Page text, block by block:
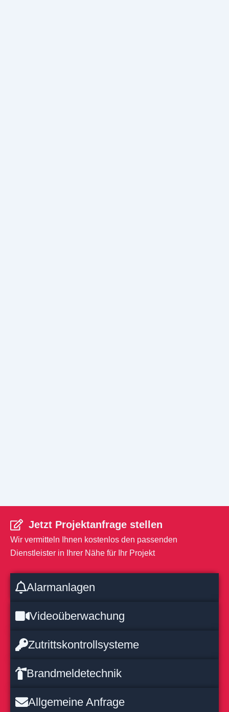
Jetzt Projektanfrage stellen
Wir vermitteln Ihnen kostenlos den passenden
Dienstleister in Ihrer Nähe für Ihr Projekt
Alarmanlagen
Videoüberwachung
Zutrittskontrollsysteme
Brandmeldetechnik
Allgemeine Anfrage